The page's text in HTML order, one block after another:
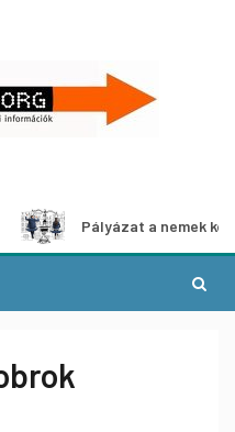
Pályázat a nemek közötti